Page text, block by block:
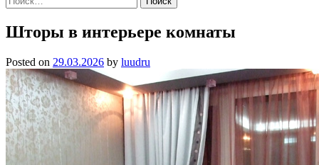
Шторы в интерьере комнаты
Posted on 29.03.2026 by luudru